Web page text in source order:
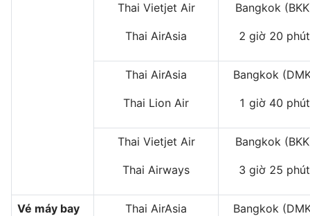
Thai Vietjet Air
Thai AirAsia
Bangkok
2 giờ 20 phút
Thai AirAsia
Thai Lion Air
Bangkok
1 giờ 40 phút
Thai Vietjet Air
Thai Airways
Bangkok
3 giờ 25 phút
Vé máy bay
Thai AirAsia Bangkok